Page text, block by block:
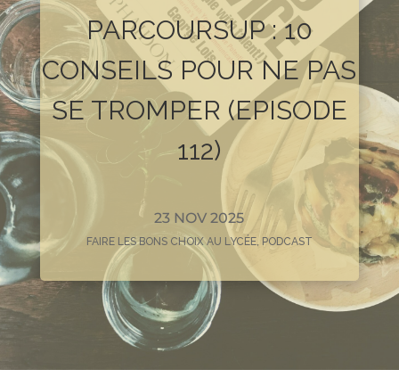
PARCOURSUP : 10
CONSEILS POUR NE PAS
SE TROMPER (EPISODE
112)
23 NOV 2025
FAIRE LES BONS CHOIX AU LYCÉE, PODCAST